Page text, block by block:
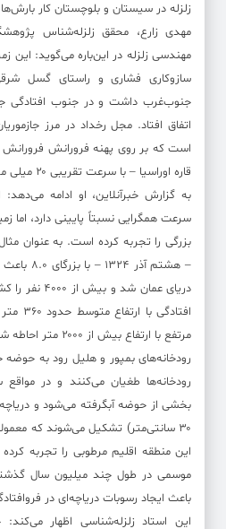
زلزله در سیستان و بلوچستان کار
مهدی زارع، محقق زلزله‌شناس
سازوکاری فشاری و راستای گسل
جنوب‌غرب داشت و در جنوب افتادگی
اتفاق افتاد. مجل رخداد در مرز
است که بر روی پهنه فرورانش
قاره اوراسیا – با سرعت تقریبی ۲۰ میلی متر در سال - همگرا می‌شوند.
به گزارش خبرآنلاین، او ادامه
سرعت همگرایی نسبتاً پایینی دارد، اما
– هشتم
دریای عمان
مرتفع با ارتفاع بیش از ۲۰۰۰ متر احاطه شده است.
رودخانه‌های بمپور و هلیل رود به حوضه
رودخانه‌ها طغیان می‌کنند و در مواقع
۳۰ سانتی‌متر) تشکیل می‌شوند که
این منطقه اقلیم مرطوبی را تجربه
موسمی در طول چند میلیون سال
باعث ایجاد رسوبات دریاچه‌ای در
این استاد زلزله‌شناسی اظهار